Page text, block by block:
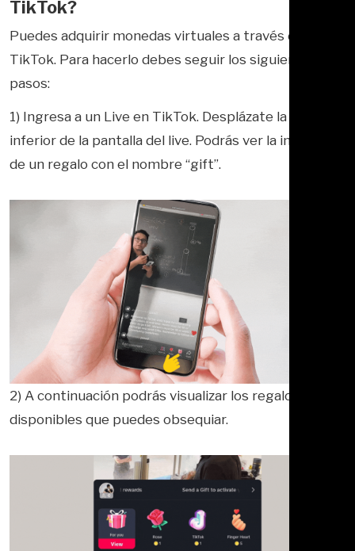
TikTok?
Puedes adquirir monedas virtuales a través de
TikTok. Para hacerlo debes seguir los siguientes
pasos:
1) Ingresa a un Live en TikTok. Desplázate la parte
inferior de la pantalla del live. Podrás ver la imagen
de un regalo con el nombre “gift”.
2) A continuación podrás visualizar los regalos
disponibles que puedes obsequiar.